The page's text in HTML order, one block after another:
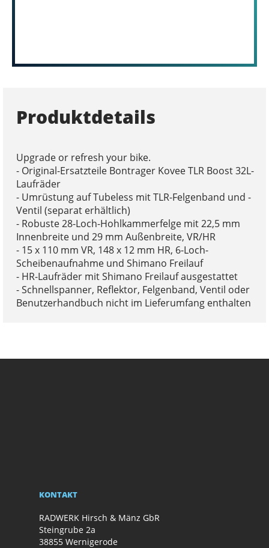
Produktdetails
Upgrade or refresh your bike.
- Original-Ersatzteile Bontrager Kovee TLR Boost 32L-
Laufräder
- Umrüstung auf Tubeless mit TLR-Felgenband und -
Ventil (separat erhältlich)
- Robuste 28-Loch-Hohlkammerfelge mit 22,5 mm
Innenbreite und 29 mm Außenbreite, VR/HR
- 15 x 110 mm VR, 148 x 12 mm HR, 6-Loch-
Scheibenaufnahme und Shimano Freilauf
- HR-Laufräder mit Shimano Freilauf ausgestattet
- Schnellspanner, Reflektor, Felgenband, Ventil oder
Benutzerhandbuch nicht im Lieferumfang enthalten
KONTAKT
RADWERK Hirsch & Mänz GbR
Steingrube 2a
38855 Wernigerode